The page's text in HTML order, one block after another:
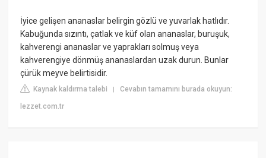
İyice gelişen ananaslar belirgin gözlü ve yuvarlak hatlıdır.
Kabuğunda sızıntı, çatlak ve küf olan ananaslar, buruşuk,
kahverengi ananaslar ve yaprakları solmuş veya
kahverengiye dönmüş ananaslardan uzak durun. Bunlar
çürük meyve belirtisidir.
Kaynak kaldırma talebi |Cevabın tamamını burada okuyun:
lezzet.com.tr